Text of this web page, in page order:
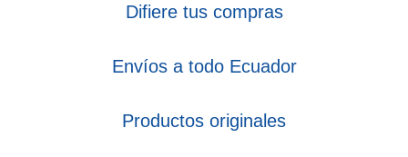
Difiere tus compras
Envíos a todo Ecuador
Productos originales